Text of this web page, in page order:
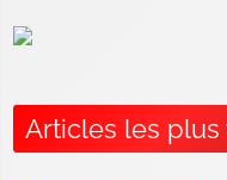
Articles les plus